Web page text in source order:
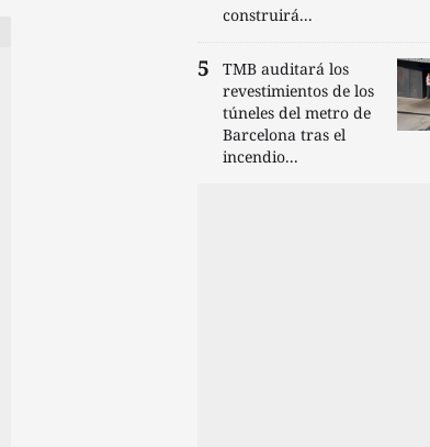
construirá...
TMB auditará los
revestimientos de los
túneles del metro de
Barcelona tras el
incendio...